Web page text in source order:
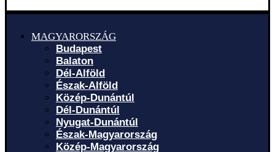
MAGYARORSZÁG
Budapest
Balaton
Dél-Alföld
Észak-Alföld
Közép-Dunántúl
Dél-Dunántúl
Nyugat-Dunántúl
Észak-Magyarország
Közép-Magyarország